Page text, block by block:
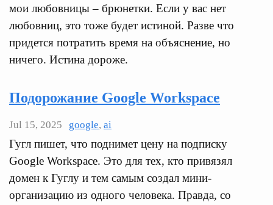
мои любовницы – брюнетки. Если у вас нет
любовниц, это тоже будет истиной. Разве что
придется потратить время на объяснение, но
ничего. Истина дороже.
Подорожание Google Workspace
Jul 15, 2025 google, ai
Гугл пишет, что поднимет цену на подписку
Google Workspace. Это для тех, кто привязял
домен к Гуглу и тем самым создал мини-
организацию из одного человека. Правда, со